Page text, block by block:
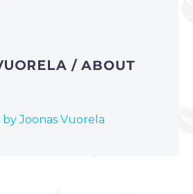
/ ABOUT
Joonas Vuorela